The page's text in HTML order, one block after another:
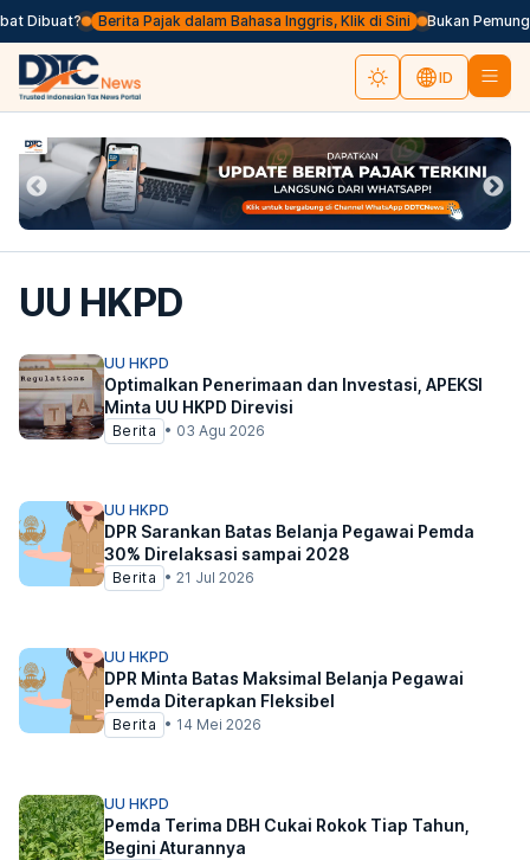
Dibuat? Berita Pajak dalam Bahasa Inggris, Klik di Sini Bukan
ID
UU HKPD
UU HKPD
Optimalkan Penerimaan dan Investasi, APEKSI
Minta UU HKPD Direvisi
Berita • 03 Agu 2026
UU HKPD
DPR Sarankan Batas Belanja Pegawai Pemda
30% Direlaksasi sampai 2028
Berita • 21 Jul 2026
UU HKPD
DPR Minta Batas Maksimal Belanja Pegawai
Pemda Diterapkan Fleksibel
Berita • 14 Mei 2026
UU HKPD
Pemda Terima DBH Cukai Rokok Tiap Tahun,
Begini Aturannya